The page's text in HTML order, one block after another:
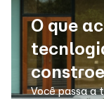
O que
Você passa a